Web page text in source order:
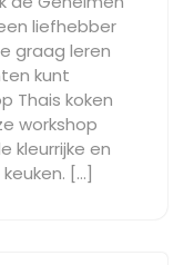
liefhebber
graag leren
kunt
Thais koken
workshop
kleurrijke en
[…]